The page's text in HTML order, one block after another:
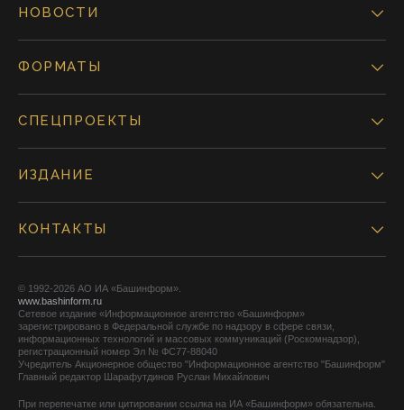
НОВОСТИ
ФОРМАТЫ
СПЕЦПРОЕКТЫ
ИЗДАНИЕ
КОНТАКТЫ
© 1992-2026 АО ИА «Башинформ».
www.bashinform.ru
Сетевое издание «Информационное агентство «Башинформ»
зарегистрировано в Федеральной службе по надзору в сфере связи,
информационных технологий и массовых коммуникаций (Роскомнадзор),
регистрационный номер Эл № ФС77-88040
Учредитель Акционерное общество "Информационное агентство "Башинформ"
Главный редактор Шарафутдинов Руслан Михайлович
При перепечатке или цитировании ссылка на ИА «Башинформ» обязательна.